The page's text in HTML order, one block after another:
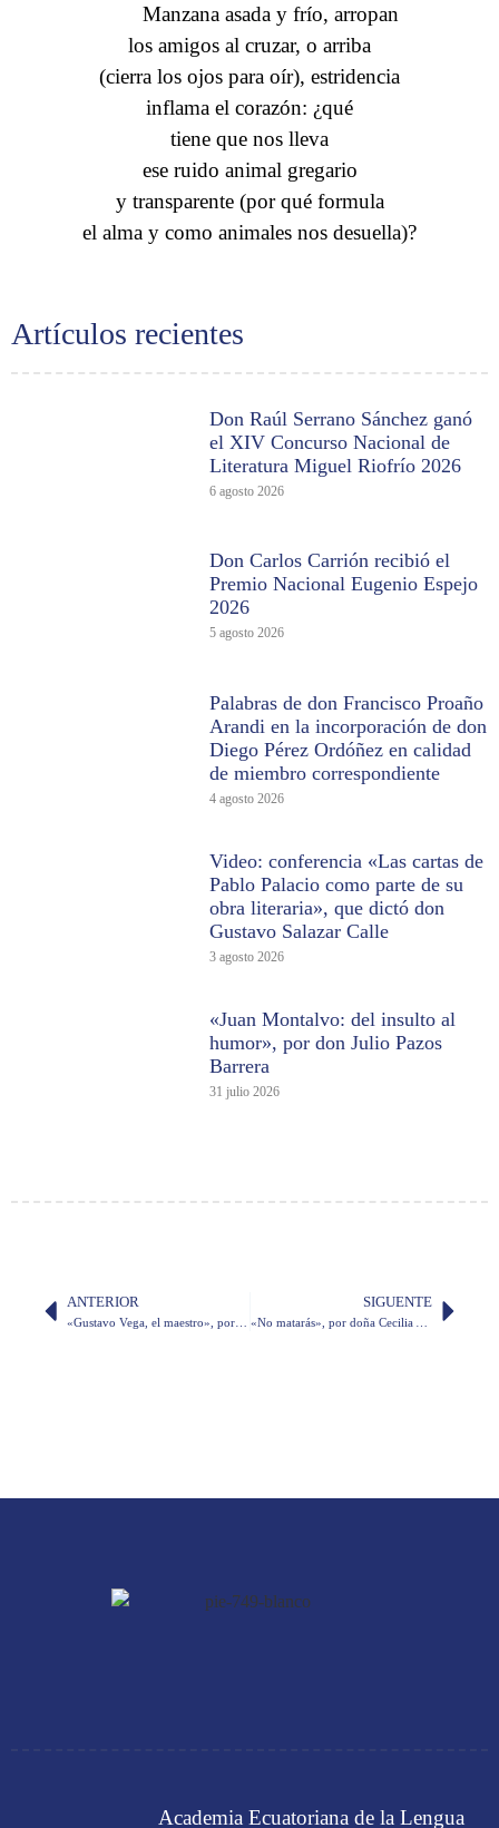
Artículos recientes
Don Raúl Serrano Sánchez ganó
el XIV Concurso Nacional de
Literatura Miguel Riofrío 2026
6 agosto 2026
Don Carlos Carrión recibió el
Premio Nacional Eugenio Espejo
2026
5 agosto 2026
Palabras de don Francisco Proaño
Arandi en la incorporación de don
Diego Pérez Ordóñez en calidad
de miembro correspondiente
4 agosto 2026
Video: conferencia «Las cartas de
Pablo Palacio como parte de su
obra literaria», que dictó don
Gustavo Salazar Calle
3 agosto 2026
«Juan Montalvo: del insulto al
humor», por don Julio Pazos
Barrera
31 julio 2026
Manzana asada y frío, arropan
los amigos al cruzar, o arriba
(cierra los ojos para oír), estridencia
inflama el corazón: ¿qué
tiene que nos lleva
ese ruido animal gregario
y transparente (por qué formula
el alma y como animales nos desuella)?
ANTERIOR SIGUENTE
Academia Ecuatoriana de la Lengua